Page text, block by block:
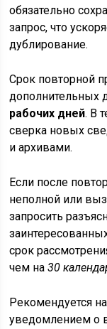
обязательно
запрос, что
дублирование.
Срок повторной
дополнительных
рабочих дней. В
сверка новых
и архивами.
Если после
неполной или
запросить
срок
чем на30
Рекомендуется
уведомлением о